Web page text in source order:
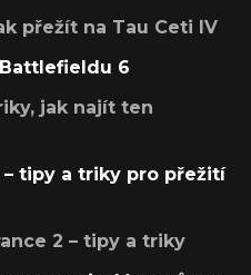
přežít na Tau Ceti IV
6
jak najít ten
tipy a triky pro přežití
2 – tipy a triky